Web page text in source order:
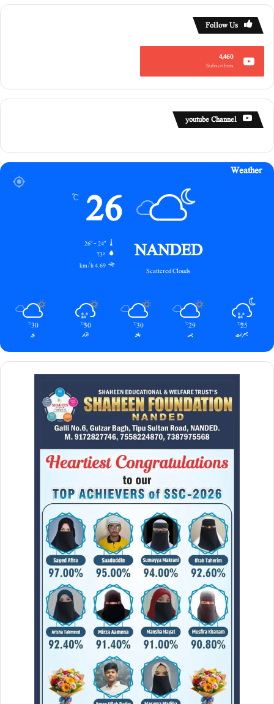
ن
ر
ک
ز
Follow Us
4,460
Subscribers
youtube Channel
Weather
NANDED
Scattered Clouds
26
℃
26º - 24º
73%
4.69 km/h
25
℃
جمعرات
29
℃
جمعہ
30
℃
ہفتہ
30
℃
اتوار
30
℃
پیر